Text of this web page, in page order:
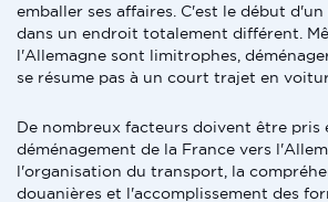
emballer ses affaires. C'est le début
dans un endroit totalement différent.
l'Allemagne sont limitrophes,
se résume pas à un court trajet en
De nombreux facteurs doivent être pris
déménagement de la France vers
l'organisation du transport, la
douanières et l'accomplissement des